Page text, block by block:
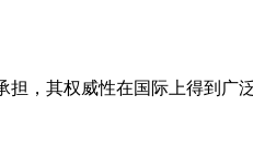
，其权威性在国际上得到广泛